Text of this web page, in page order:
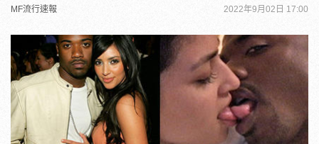
MF流行速報 2022年9月02日 17:00